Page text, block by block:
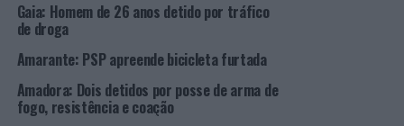
PSP.
Pelas 16h00, por elementos da Esquadra de Intervenção
e Fiscalização Policial da 1ª Divisão, na Praça Almeida
Gaia: Homem de 26 anos detido por tráfico
de droga
Amarante: PSP apreende bicicleta furtada
Amadora: Dois detidos por posse de arma de
fogo, resistência e coação